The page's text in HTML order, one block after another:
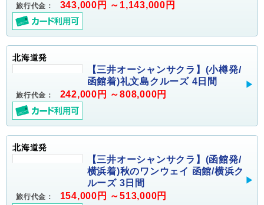
旅行代金： 343,000円 ～1,143,000円
北海道発
【三井オーシャンサクラ】(小樽発/
函館着)礼文島クルーズ 4日間
旅行代金： 242,000円 ～808,000円
北海道発
【三井オーシャンサクラ】(函館発/
横浜着)秋のワンウェイ 函館/横浜ク
ルーズ 3日間
旅行代金： 154,000円 ～513,000円